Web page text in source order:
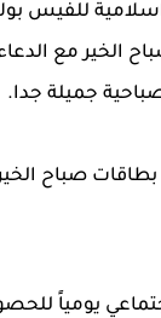
مع
جميلة جدا.
يومياً